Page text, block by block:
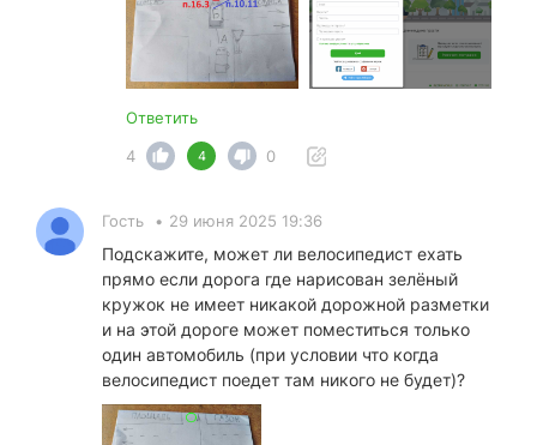
Ответить
4
4 0
Гость • 29 июня 2025 19:36
Подскажите, может ли велосипедист ехать
прямо если дорога где нарисован зелёный
кружок не имеет никакой дорожной разметки
и на этой дороге может поместиться только
один автомобиль (при условии что когда
велосипедист поедет там никого не будет)?